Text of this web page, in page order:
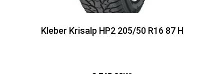
Kleber Krisalp HP2 205/50 R16 87 H